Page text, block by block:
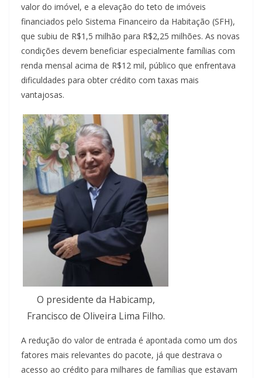
valor do imóvel, e a elevação do teto de imóveis
financiados pelo Sistema Financeiro da Habitação (SFH),
que subiu de R$1,5 milhão para R$2,25 milhões. As novas
condições devem beneficiar especialmente famílias com
renda mensal acima de R$12 mil, público que enfrentava
dificuldades para obter crédito com taxas mais
vantajosas.
O presidente da Habicamp,
Francisco de Oliveira Lima Filho.
A redução do valor de entrada é apontada como um dos
fatores mais relevantes do pacote, já que destrava o
acesso ao crédito para milhares de famílias que estavam